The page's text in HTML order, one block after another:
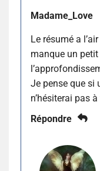
Madame_Love
Le résumé a
manque un
Je pense que si
n’hésiterai pas
Répondre